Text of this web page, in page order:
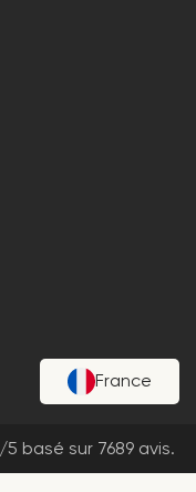
France
/5 basé sur 7689 avis.